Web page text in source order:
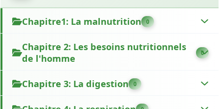
Chapitre1: La malnutrition 0
Chapitre 2: Les besoins nutritionnels
de l'homme
0
Chapitre 3: La digestion 0